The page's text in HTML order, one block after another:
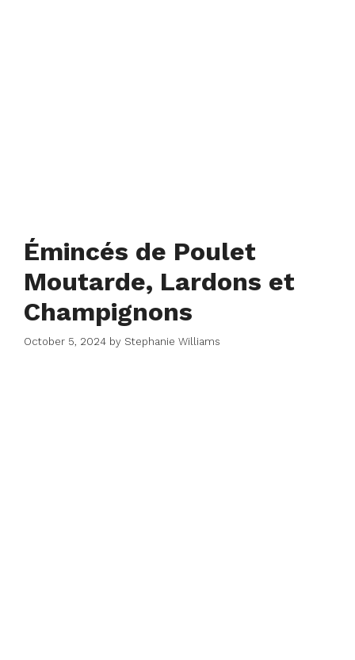
Émincés de Poulet
Moutarde, Lardons et
Champignons
October 5, 2024 by Stephanie Williams